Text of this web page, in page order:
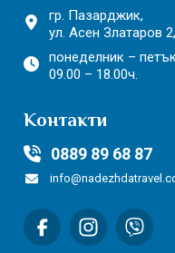
гр. Пазарджик,
ул. Асен Златаров 2,
понеделник –
09.00 – 18.00ч.
Контакти
0889 89 68 87